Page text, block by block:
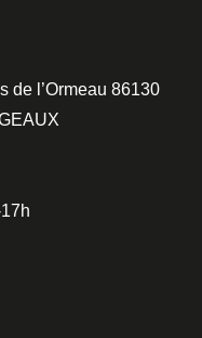
de l’Ormeau 86130